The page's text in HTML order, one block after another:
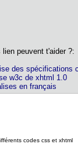
lien peuvent t'aider ?:
des spécifications
w3c de xhtml 1.0
en français
codes css et xhtml